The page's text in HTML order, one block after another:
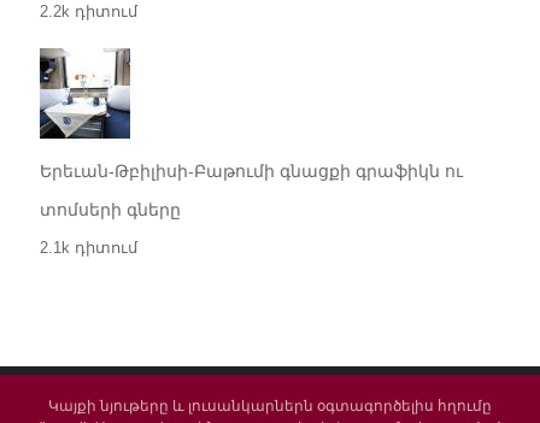
2.2k դիտում
Երեւան-Թբիլիսի-Բաթումի գնացքի գրաֆիկն ու
տոմսերի գները
2.1k դիտում
Կայքի նյութերը և լուսանկարներն օգտագործելիս հղումը